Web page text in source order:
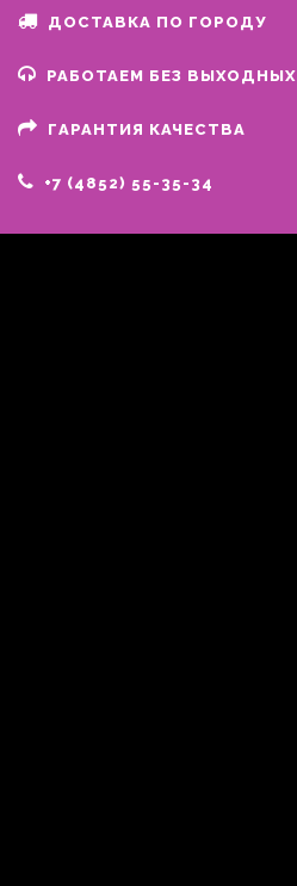
ДОСТАВКА ПО ГОРОДУ
РАБОТАЕМ БЕЗ ВЫХОДНЫХ
ГАРАНТИЯ КАЧЕСТВА
+7 (4852) 55-35-34